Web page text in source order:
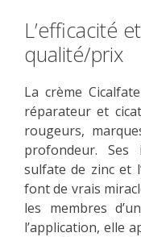
L’efficacité
qualité/prix
La crème
réparateur et
rougeurs,
profondeur. Ses
sulfate de zinc et
font de vrais
les membres
l’application, elle